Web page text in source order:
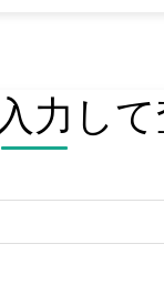
力して